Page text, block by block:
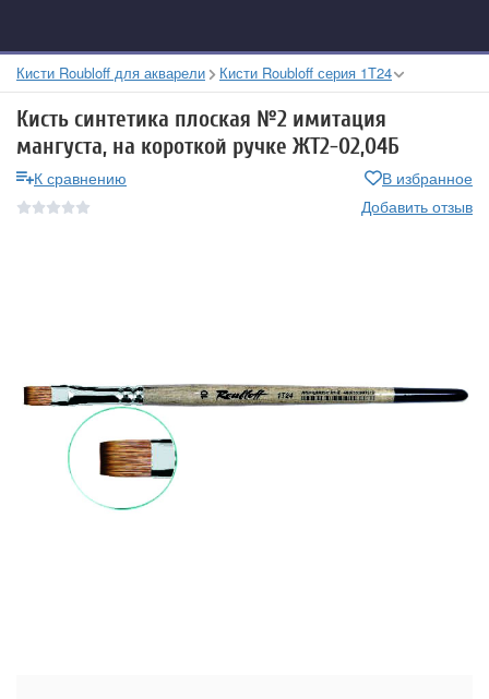
Кисти Roubloff для акварели Кисти Roubloff серия 1Т24
Кисть синтетика плоская №2 имитация
мангуста, на короткой ручке ЖТ2-02,04Б
К сравнению
В избранное
Добавить отзыв